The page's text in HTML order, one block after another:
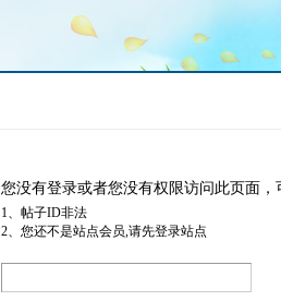
您没有登录或者您没有权限访问此页面
1、帖子ID非法
2、您还不是站点会员,请先登录站点